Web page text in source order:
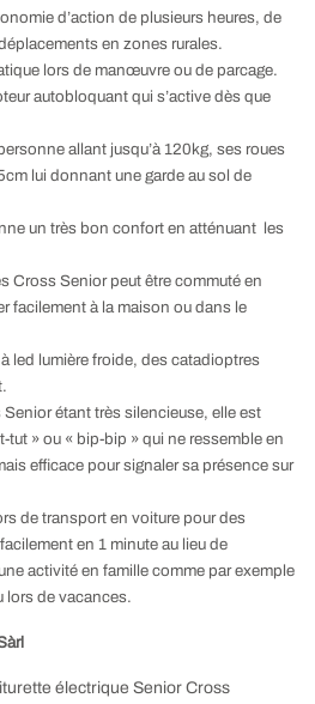
d’action de plusieurs heures, de
en zones rurales.
lors de manœuvre ou de parcage.
autobloquant qui s’active dès que
allant jusqu’à 120kg, ses roues
lui donnant une garde au sol de
un très bon confort en atténuant les
Cross Senior peut être commuté en
facilement à la maison ou dans le
led lumière froide, des catadioptres
étant très silencieuse, elle est
tut » ou « bip-bip » qui ne ressemble en
efficace pour signaler sa présence sur
de transport en voiture pour des
en 1 minute au lieu de
activité en famille comme par exemple
lors de vacances.
électrique Senior Cross